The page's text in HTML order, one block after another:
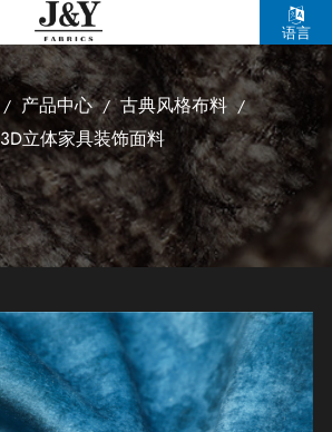
语言
/ 产品中心 / 古典风格布料 /
3D立体家具装饰面料